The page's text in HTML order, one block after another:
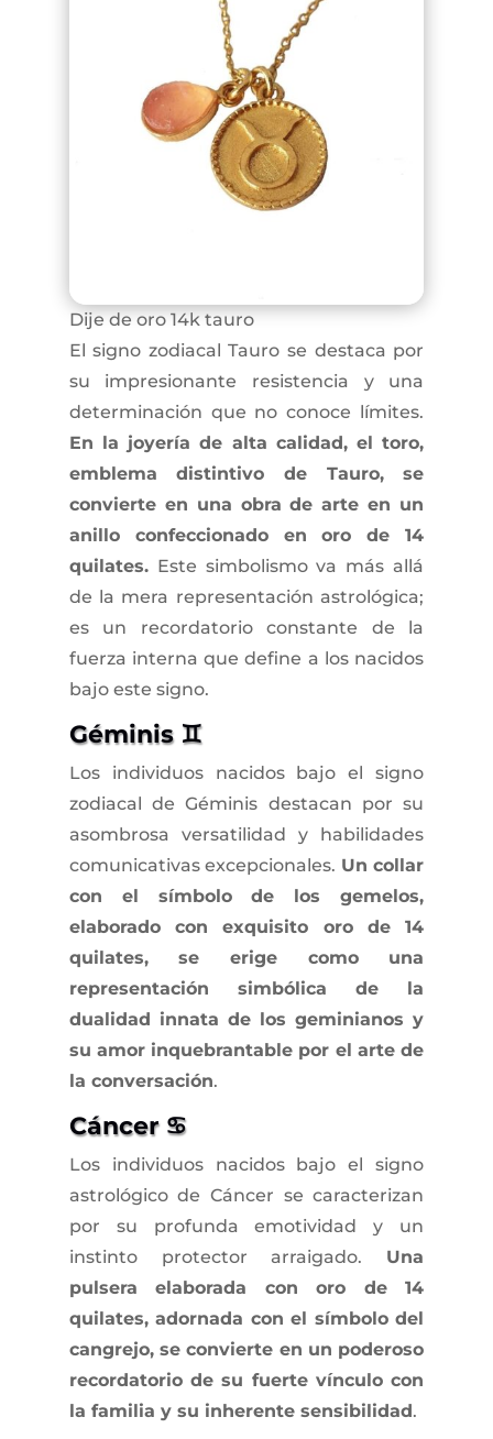
Dije de oro 14k tauro
El signo zodiacal Tauro se destaca por
su impresionante resistencia y una
determinación que no conoce límites.
En la joyería de alta calidad, el toro,
emblema distintivo de Tauro, se
convierte en una obra de arte en un
anillo confeccionado en oro de 14
quilates.Este simbolismo va más allá
de la mera representación astrológica;
es un recordatorio constante de la
fuerza interna que define a los nacidos
bajo este signo.
Géminis ♊
Los individuos nacidos bajo el signo
zodiacal de Géminis destacan por su
asombrosa versatilidad y habilidades
comunicativas excepcionales. Un collar
con el símbolo de los gemelos,
elaborado con exquisito oro de 14
quilates, se erige como una
representación simbólica de la
dualidad innata de los geminianos y
su amor inquebrantable por el arte de
la conversación.
Cáncer ♋
Los individuos nacidos bajo el signo
astrológico de Cáncer se caracterizan
por su profunda emotividad y un
instinto protector arraigado. Una
pulsera elaborada con oro de 14
quilates, adornada con el símbolo del
cangrejo, se convierte en un poderoso
recordatorio de su fuerte vínculo con
la familia y su inherente sensibilidad.